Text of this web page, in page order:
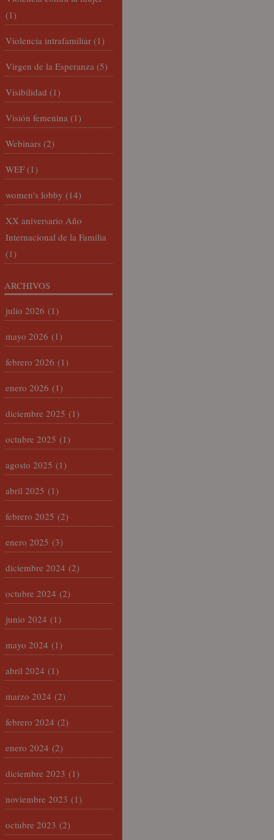
(1)
Violencia intrafamiliar (1)
Virgen de la Esperanza (5)
Visibilidad (1)
Visión femenina (1)
Webinars (2)
WEF (1)
women's lobby (14)
XX aniversario Año
Internacional de la Familia
(1)
ARCHIVOS
julio 2026 (1)
mayo 2026 (1)
febrero 2026 (1)
enero 2026 (1)
diciembre 2025 (1)
octubre 2025 (1)
agosto 2025 (1)
abril 2025 (1)
febrero 2025 (2)
enero 2025 (3)
diciembre 2024 (2)
octubre 2024 (2)
junio 2024 (1)
mayo 2024 (1)
abril 2024 (1)
marzo 2024 (2)
febrero 2024 (2)
enero 2024 (2)
diciembre 2023 (1)
noviembre 2023 (1)
octubre 2023 (2)